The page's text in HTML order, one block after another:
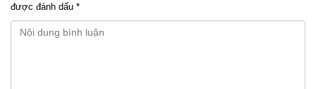
được đánh dấu *